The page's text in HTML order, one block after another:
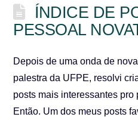
ÍNDICE DE
PESSOAL
Depois de uma onda de
palestra da UFPE, resolvi
posts mais interessantes pro
Então. Um dos meus posts